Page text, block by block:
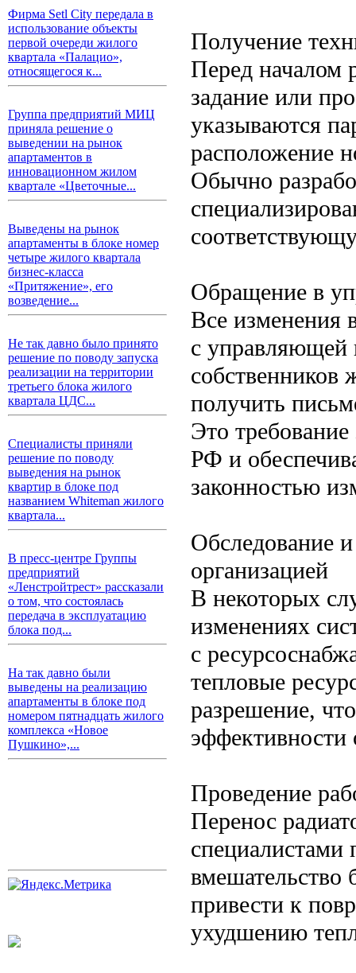
Фирма Setl City передала в
использование объекты
первой очереди жилого
квартала «Палацио»,
относящегося к...
Группа предприятий МИЦ
приняла решение о
выведении на рынок
апартаментов в
инновационном жилом
квартале «Цветочные...
Выведены на рынок
апартаменты в блоке номер
четыре жилого квартала
бизнес-класса
«Притяжение», его
возведение...
Не так давно было принято
решение по поводу запуска
реализации на территории
третьего блока жилого
квартала ЦДС...
Специалисты приняли
решение по поводу
выведения на рынок
квартир в блоке под
названием Whiteman жилого
квартала...
В пресс-центре Группы
предприятий
«Ленстройтрест» рассказали
о том, что состоялась
передача в эксплуатацию
блока под...
На так давно были
выведены на реализацию
апартаменты в блоке под
номером пятнадцать жилого
комплекса «Новое
Пушкино»,...
Получение
Перед началом
задание или
указываются
расположение
Обычно
Обращение в
Все изменения
с
собственников
получить
Это
РФ и
законностью
Обследование
организацией
В некоторых
изменениях
с
тепловые
разрешение,
эффективности
Проведение
Перенос
специалистами
вмешательство
привести к
ухудшению